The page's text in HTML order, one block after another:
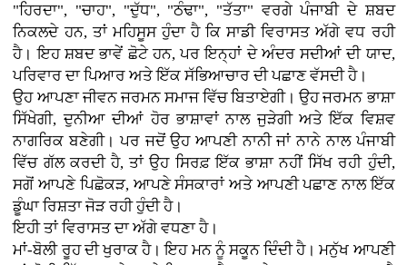
"ਹਿਰਦਾ", "ਚਾਹ", "ਦੁੱਧ", "ਠੰਢਾ", "ਤੱਤਾ" ਵਰਗੇ ਪੰਜਾਬੀ ਦੇ ਸ਼ਬਦ
ਨਿਕਲਦੇ ਹਨ, ਤਾਂ ਮਹਿਸੂਸ ਹੁੰਦਾ ਹੈ ਕਿ ਸਾਡੀ ਵਿਰਾਸਤ ਅੱਗੇ ਵਧ ਰਹੀ
ਹੈ। ਇਹ ਸ਼ਬਦ ਭਾਵੇਂ ਛੋਟੇ ਹਨ, ਪਰ ਇਨ੍ਹਾਂ ਦੇ ਅੰਦਰ ਸਦੀਆਂ ਦੀ ਯਾਦ,
ਪਰਿਵਾਰ ਦਾ ਪਿਆਰ ਅਤੇ ਇੱਕ ਸੱਭਿਆਚਾਰ ਦੀ ਪਛਾਣ ਵੱਸਦੀ ਹੈ।
ਉਹ ਆਪਣਾ ਜੀਵਨ ਜਰਮਨ ਸਮਾਜ ਵਿੱਚ ਬਿਤਾਏਗੀ। ਉਹ ਜਰਮਨ ਭਾਸ਼ਾ
ਸਿੱਖੇਗੀ, ਦੁਨੀਆ ਦੀਆਂ ਹੋਰ ਭਾਸ਼ਾਵਾਂ ਨਾਲ ਜੁੜੇਗੀ ਅਤੇ ਇੱਕ ਵਿਸ਼ਵ
ਨਾਗਰਿਕ ਬਣੇਗੀ। ਪਰ ਜਦੋਂ ਉਹ ਆਪਣੀ ਨਾਨੀ ਜਾਂ ਨਾਨੇ ਨਾਲ ਪੰਜਾਬੀ
ਵਿੱਚ ਗੱਲ ਕਰਦੀ ਹੈ, ਤਾਂ ਉਹ ਸਿਰਫ਼ ਇੱਕ ਭਾਸ਼ਾ ਨਹੀਂ ਸਿੱਖ ਰਹੀ ਹੁੰਦੀ,
ਸਗੋਂ ਆਪਣੇ ਪਿਛੋਕੜ, ਆਪਣੇ ਸੰਸਕਾਰਾਂ ਅਤੇ ਆਪਣੀ ਪਛਾਣ ਨਾਲ ਇੱਕ
ਡੂੰਘਾ ਰਿਸ਼ਤਾ ਜੋੜ ਰਹੀ ਹੁੰਦੀ ਹੈ।
ਇਹੀ ਤਾਂ ਵਿਰਾਸਤ ਦਾ ਅੱਗੇ ਵਧਣਾ ਹੈ।
ਮਾਂ-ਬੋਲੀ ਰੂਹ ਦੀ ਖੁਰਾਕ ਹੈ। ਇਹ ਮਨ ਨੂੰ ਸਕੂਨ ਦਿੰਦੀ ਹੈ। ਮਨੁੱਖ ਆਪਣੀ